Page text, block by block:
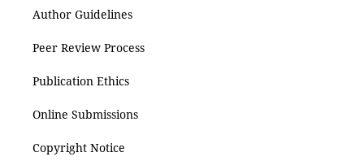
Author Guidelines
Peer Review Process
Publication Ethics
Online Submissions
Copyright Notice